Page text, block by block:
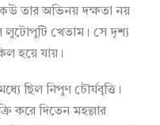
তার অভিনয় দক্ষতা নয়
লুটোপুটি খেতাম। সে দৃশ্য
হয়ে যায়।
ছিল নিপুণ চৌর্যবৃত্তি।
করে দিতেন মহল্লার